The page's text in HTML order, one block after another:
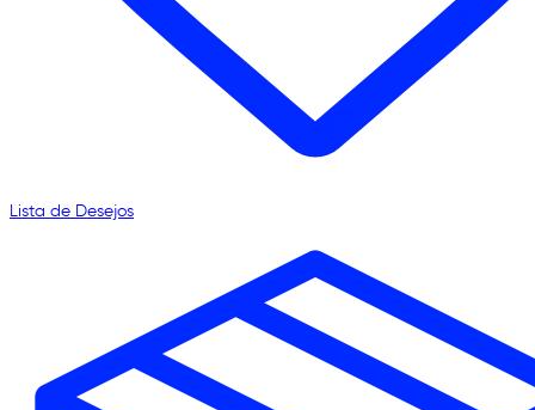
Lista de Desejos